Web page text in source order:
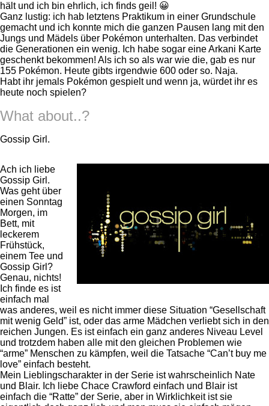
hält und ich bin ehrlich, ich finds geil! 😀
Ganz lustig: ich hab letztens Praktikum in einer Grundschule
gemacht und ich konnte mich die ganzen Pausen lang mit den
Jungs und Mädels über Pokémon unterhalten. Das verbindet
die Generationen ein wenig. Ich habe sogar eine Arkani Karte
geschenkt bekommen! Als ich so als war wie die, gab es nur
155 Pokémon. Heute gibts irgendwie 600 oder so. Naja.
Habt ihr jemals Pokémon gespielt und wenn ja, würdet ihr es
heute noch spielen?
What about..?
Gossip Girl.
Ach ich liebe
Gossip Girl.
Was geht über
einen Sonntag
Morgen, im
Bett, mit
leckerem
Frühstück,
einem Tee und
Gossip Girl?
Genau, nichts!
Ich finde es ist
einfach mal
was anderes, weil es nicht immer diese Situation “Gesellschaft
mit wenig Geld” ist, oder das arme Mädchen verliebt sich in den
reichen Jungen. Es ist einfach ein ganz anderes Niveau Level
und trotzdem haben alle mit den gleichen Problemen wie
“arme” Menschen zu kämpfen, weil die Tatsache “Can’t buy me
love” einfach besteht.
Mein Lieblingscharakter in der Serie ist wahrscheinlich Nate
und Blair. Ich liebe Chace Crawford einfach und Blair ist
einfach die “Ratte” der Serie, aber in Wirklichkeit ist sie